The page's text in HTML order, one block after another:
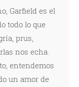
Garfield es el
todo lo que
prus,
nos echa.
entendemos
un amor de